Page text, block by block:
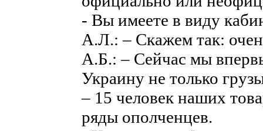
- Вы имеете в виду
А.Л.: – Скажем так:
А.Б.: – Сейчас мы
Украину не только
– 15 человек наших
ряды ополченцев.